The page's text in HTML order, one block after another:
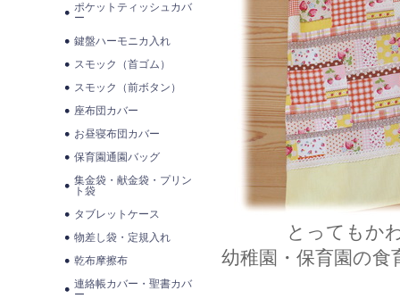
ポケットティッシュカバ
ー
鍵盤ハーモニカ入れ
スモック（首ゴム）
スモック（前ボタン）
座布団カバー
お昼寝布団カバー
保育園通園バッグ
集金袋・献金袋・プリン
ト袋
タブレットケース
物差し袋・定規入れ
乾布摩擦布
連絡帳カバー・聖書カバ
ー
とってもか
幼稚園・保育園の